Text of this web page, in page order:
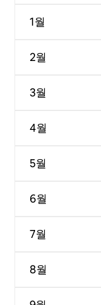
1월
2월
3월
4월
5월
6월
7월
8월